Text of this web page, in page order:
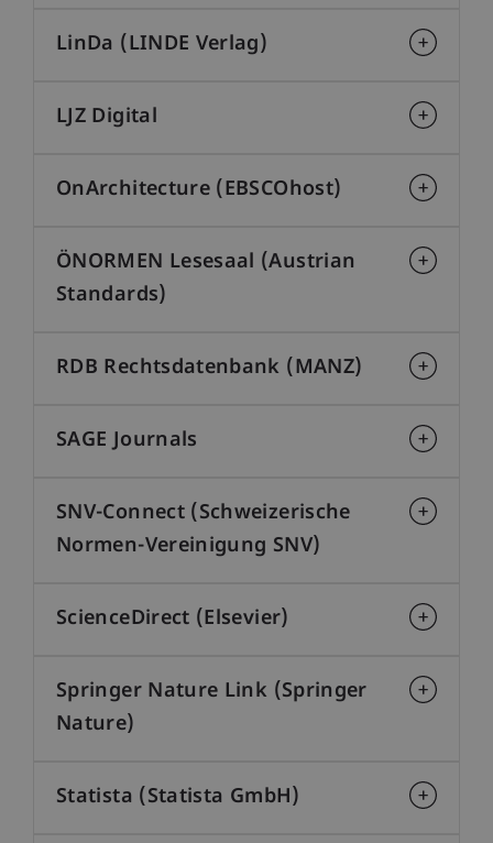
LinDa (LINDE Verlag)
LJZ Digital
OnArchitecture (EBSCOhost)
ÖNORMEN Lesesaal (Austrian
Standards)
RDB Rechtsdatenbank (MANZ)
SAGE Journals
SNV-Connect (Schweizerische
Normen-Vereinigung SNV)
ScienceDirect (Elsevier)
Springer Nature Link (Springer
Nature)
Statista (Statista GmbH)